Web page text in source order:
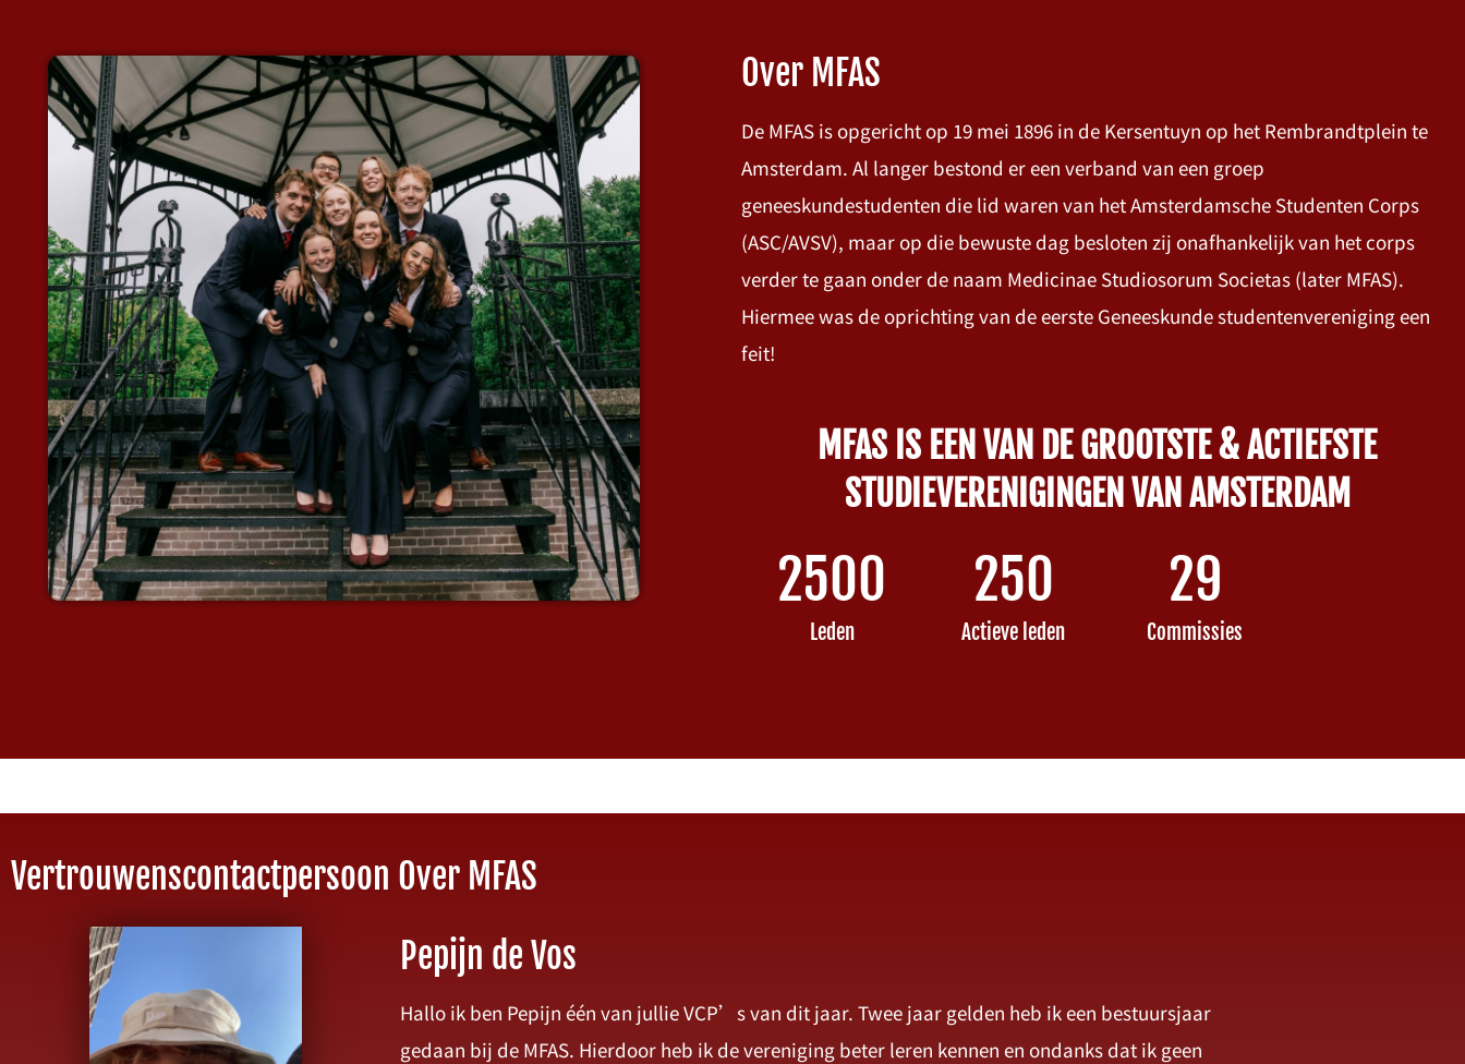
Over MFAS
De MFAS is opgericht op 19 mei 1896 in de Kersentuyn op het Rembrandtplein te
Amsterdam. Al langer bestond er een verband van een groep
geneeskundestudenten die lid waren van het Amsterdamsche Studenten Corps
(ASC/AVSV), maar op die bewuste dag besloten zij onafhankelijk van het corps
verder te gaan onder de naam Medicinae Studiosorum Societas (later MFAS).
Hiermee was de oprichting van de eerste Geneeskunde studentenvereniging een
feit!
MFAS IS EEN VAN DE GROOTSTE & ACTIEFSTE
STUDIEVERENIGINGEN VAN AMSTERDAM
Leden
2500
Actieve leden
250
Commissies
29
Vertrouwenscontactpersoon Over MFAS
Pepijn de Vos
Hallo ik ben Pepijn één van jullie VCP’s van dit jaar. Twee jaar gelden heb ik een bestuursjaar
gedaan bij de MFAS. Hierdoor heb ik de vereniging beter leren kennen en ondanks dat ik geen